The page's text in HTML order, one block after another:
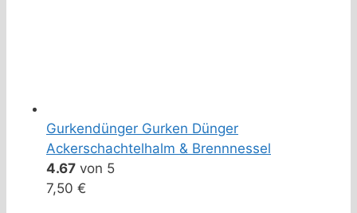
Gurkendünger Gurken Dünger
Ackerschachtelhalm & Brennnessel
4.67 von 5
7,50 €